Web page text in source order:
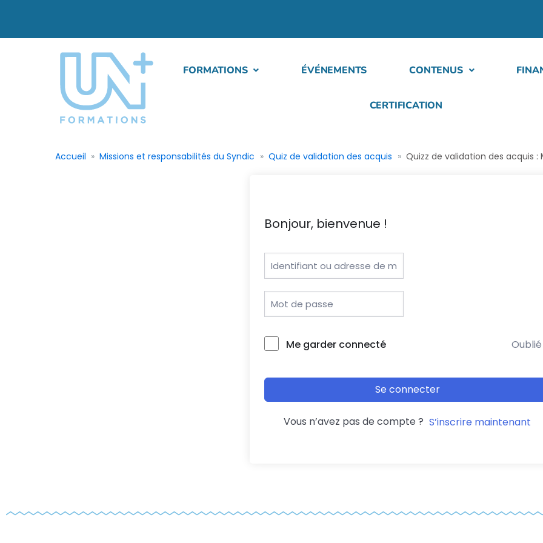
FORMATIONS ÉVÉNEMENTS CONTENUS
CERTIFICATION
Accueil Missions et responsabilités du Syndic Quiz de validation des acquis Quizz de validation des acquis :
Bonjour, bienvenue !
Me garder connecté
Se connecter
Vous n’avez pas de compte ? S’inscrire maintenant